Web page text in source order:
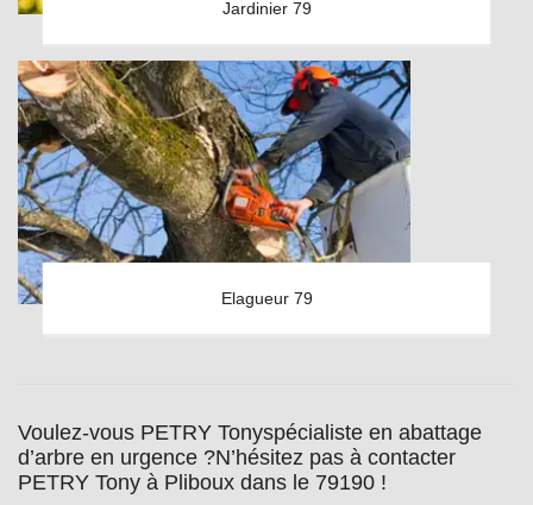
Jardinier 79
Elagueur 79
Voulez-vous PETRY Tonyspécialiste en abattage
d’arbre en urgence ?N’hésitez pas à contacter
PETRY Tony à Pliboux dans le 79190 !